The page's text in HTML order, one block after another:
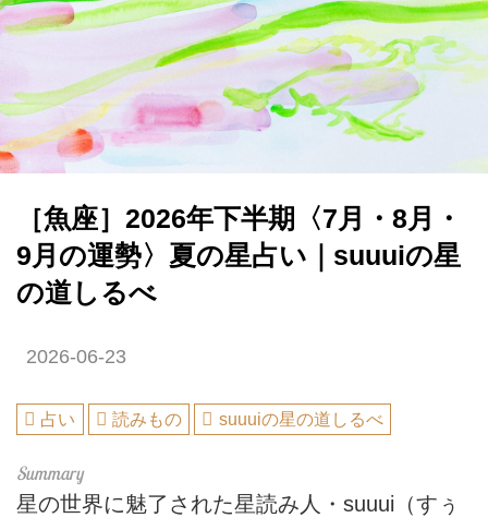
［魚座］2026年下半期〈7月・8月・
9月の運勢〉夏の星占い｜suuuiの星
の道しるべ
2026-06-23
占い 読みもの suuuiの星の道しるべ
星の世界に魅了された星読み人・suuui（すぅ